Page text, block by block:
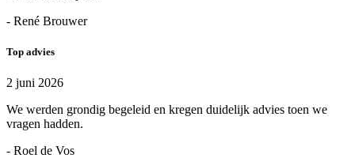
- René Brouwer
Top advies
2 juni 2026
We werden grondig begeleid en kregen duidelijk advies toen we
vragen hadden.
- Roel de Vos